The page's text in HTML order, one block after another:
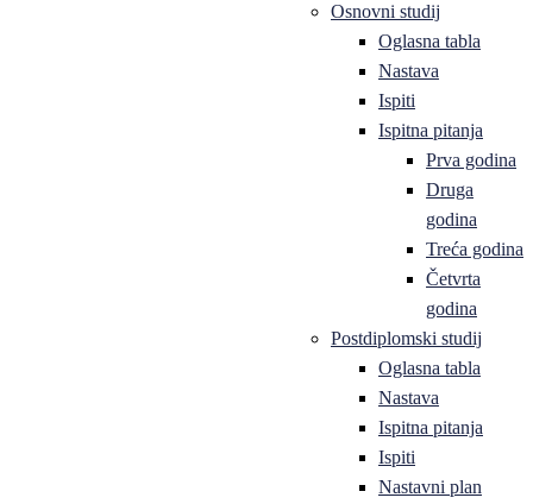
Osnovni studij
Oglasna tabla
Nastava
Ispiti
Ispitna pitanja
Prva godina
Druga
godina
Treća godina
Četvrta
godina
Postdiplomski studij
Oglasna tabla
Nastava
Ispitna pitanja
Ispiti
Nastavni plan